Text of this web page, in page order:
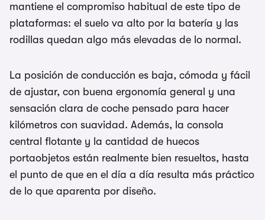
mantiene el compromiso habitual de este tipo de
plataformas: el suelo va alto por la batería y las
rodillas quedan algo más elevadas de lo normal.
La posición de conducción es baja, cómoda y fácil
de ajustar, con buena ergonomía general y una
sensación clara de coche pensado para hacer
kilómetros con suavidad. Además, la consola
central flotante y la cantidad de huecos
portaobjetos están realmente bien resueltos, hasta
el punto de que en el día a día resulta más práctico
de lo que aparenta por diseño.